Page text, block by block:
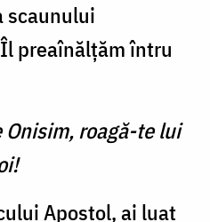
scaunului
preaînălţăm întru
roagă-te lui
Apostol, ai luat